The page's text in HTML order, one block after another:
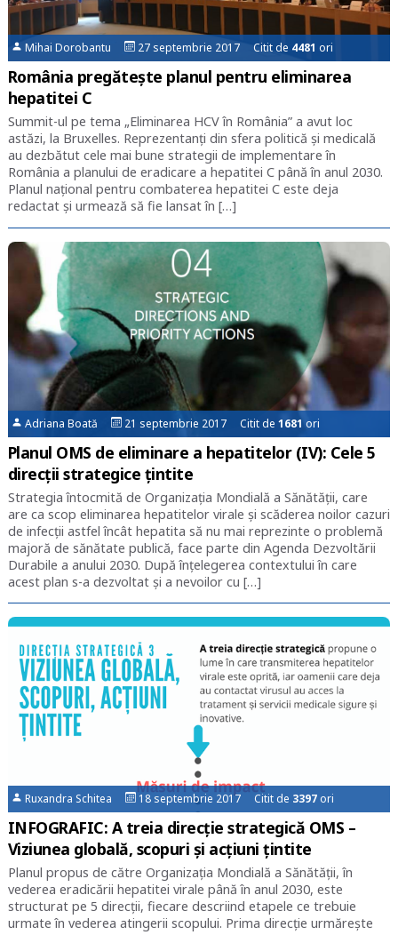
Mihai Dorobantu 27 septembrie 2017 Citit de 4481 ori
România pregătește planul pentru eliminarea
hepatitei C
Summit-ul pe tema „Eliminarea HCV în România” a avut loc
astăzi, la Bruxelles. Reprezentanți din sfera politică și medicală
au dezbătut cele mai bune strategii de implementare în
România a planului de eradicare a hepatitei C până în anul 2030.
Planul național pentru combaterea hepatitei C este deja
redactat și urmează să fie lansat în […]
Adriana Boată 21 septembrie 2017 Citit de1681 ori
Planul OMS de eliminare a hepatitelor (IV): Cele 5
direcții strategice țintite
Strategia întocmită de Organizația Mondială a Sănătății, care
are ca scop eliminarea hepatitelor virale și scăderea noilor cazuri
de infecții astfel încât hepatita să nu mai reprezinte o problemă
majoră de sănătate publică, face parte din Agenda Dezvoltării
Durabile a anului 2030. După înțelegerea contextului în care
acest plan s-a dezvoltat și a nevoilor cu […]
Ruxandra Schitea 18 septembrie 2017 Citit de 3397 ori
INFOGRAFIC: A treia direcție strategică OMS –
Viziunea globală, scopuri și acțiuni țintite
Planul propus de către Organizația Mondială a Sănătății, în
vederea eradicării hepatitei virale până în anul 2030, este
structurat pe 5 direcții, fiecare descriind etapele ce trebuie
urmate în vederea atingerii scopului. Prima direcție urmărește